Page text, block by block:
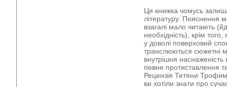
Ця книжка чомусь
літературу. Пояснення
взагалі мало читають
необхідність), крім
у доволі поверховий
транслюються сюжетні
внутрішня наснаженість
певне протиставлення
Рецензія Тетяни
ви хотіли знати про